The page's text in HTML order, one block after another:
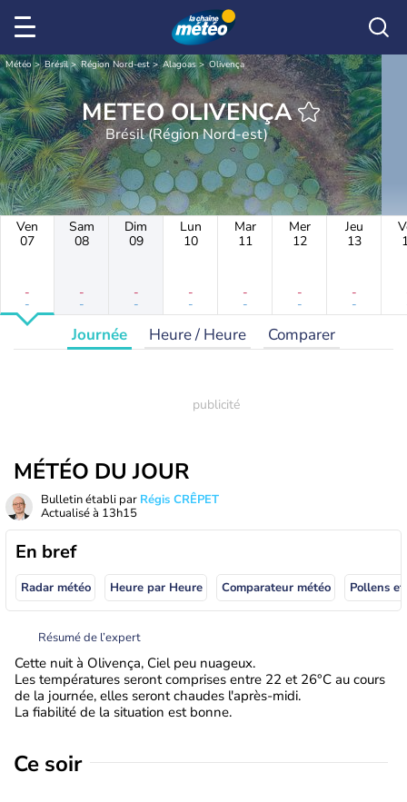
Météo Brésil Région Nord-est Alagoas Olivença
METEO OLIVENÇA
Brésil (Région Nord-est)
Ven
07
-
-
Sam
08
-
-
Dim
09
-
-
Lun
10
-
-
Mar
11
-
-
Mer
12
-
-
Jeu
13
-
-
Journée Heure / Heure Comparer
MÉTÉO DU JOUR
Bulletin établi par Régis CRÊPET
Actualisé à 13h15
En bref
Radar météo Heure par Heure Comparateur météo Pollens
Résumé de l’expert
Cette nuit à Olivença, Ciel peu nuageux.
Les températures seront comprises entre 22 et 26°C au cours
de la journée, elles seront chaudes l'après-midi.
La fiabilité de la situation est bonne.
Ce soir